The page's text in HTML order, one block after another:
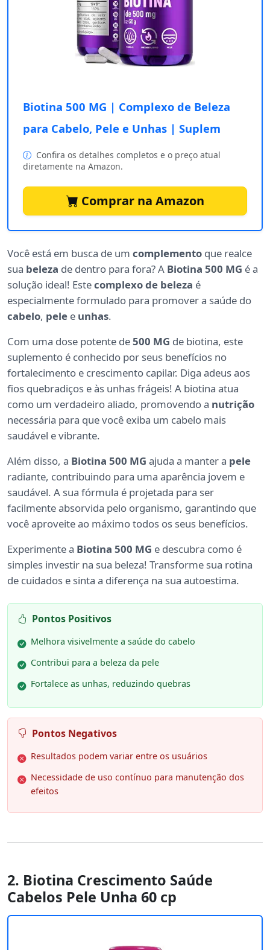
Biotina 500 MG | Complexo de Beleza
para Cabelo, Pele e Unhas | Suplem
Confira os detalhes completos e o preço atual
diretamente na Amazon.
Comprar na Amazon
Você está em busca de um complemento que realce
sua beleza de dentro para fora? A Biotina 500 MG é a
solução ideal! Estecomplexo de beleza é
especialmente formulado para promover a saúde do
cabelo, pele e unhas.
Com uma dose potente de500 MG de biotina, este
suplemento é conhecido por seus benefícios no
fortalecimento e crescimento capilar. Diga adeus aos
fios quebradiços e às unhas frágeis! A biotina atua
como um verdadeiro aliado, promovendo a nutrição
necessária para que você exiba um cabelo mais
saudável e vibrante.
Além disso, a Biotina 500 MG ajuda a manter a pele
radiante, contribuindo para uma aparência jovem e
saudável. A sua fórmula é projetada para ser
facilmente absorvida pelo organismo, garantindo que
você aproveite ao máximo todos os seus benefícios.
Experimente a Biotina 500 MG e descubra como é
simples investir na sua beleza! Transforme sua rotina
de cuidados e sinta a diferença na sua autoestima.
Pontos Positivos
Melhora visivelmente a saúde do cabelo
Contribui para a beleza da pele
Fortalece as unhas, reduzindo quebras
Pontos Negativos
Resultados podem variar entre os usuários
Necessidade de uso contínuo para manutenção dos
efeitos
2. Biotina Crescimento Saúde
Cabelos Pele Unha 60 cp